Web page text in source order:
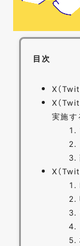
目次
X（
X（
実施す
X（